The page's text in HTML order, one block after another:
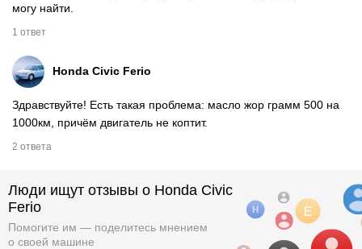
могу найти.
1 ответ
Honda Civic Ferio
Здравствуйте! Есть такая проблема: масло жор грамм 500 на
1000км, причём двигатель не коптит.
2 ответа
Люди ищут отзывы о Honda Civic
Ferio
Помогите им — поделитесь мнением
о своей машине